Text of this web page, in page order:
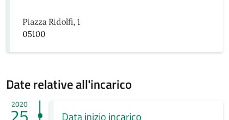
Piazza Ridolfi, 1
05100
Date relative all'incarico
2020
Data inizio incarico